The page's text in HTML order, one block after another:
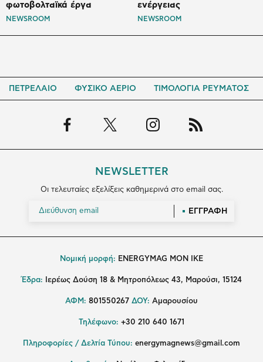
φωτοβολταϊκά έργα
NEWSROOM
ενέργειας
NEWSROOM
ΠΕΤΡΕΛΑΙΟ ΦΥΣΙΚΟ ΑΕΡΙΟ ΤΙΜΟΛΟΓΙΑ ΡΕΥΜΑΤΟΣ
NEWSLETTER
Οι τελευταίες εξελίξεις καθημερινά στο email σας.
ΕΓΓΡΑΦΗ
Νομική μορφή: ENERGYMAG MON IKE
Έδρα: Ιερέως Δούση 18 & Μητροπόλεως 43, Μαρούσι, 15124
ΑΦΜ: 801550267 ΔΟΥ: Αμαρουσίου
Τηλέφωνο: +30 210 640 1671
Πληροφορίες / Δελτία Τύπου: energymagnews@gmail.com